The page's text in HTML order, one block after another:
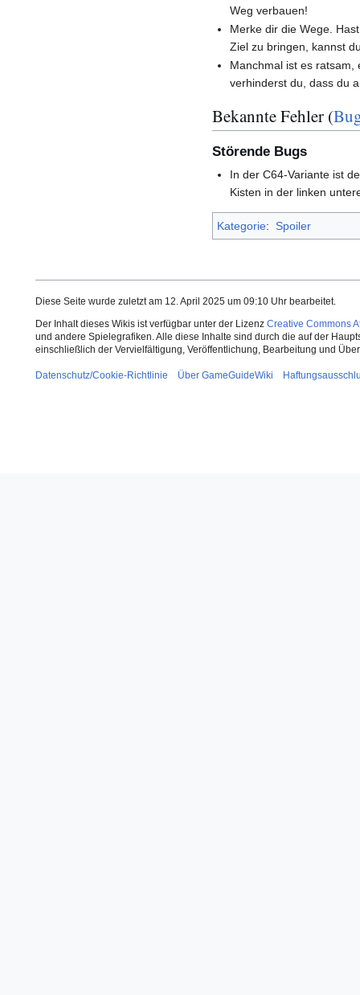
Weg verbauen!
Merke dir die Wege.
Ziel zu bringen, kannst
Manchmal ist es ratsam,
verhinderst du, dass du
Bekannte Fehler (
Störende Bugs
In der C64-Variante ist
Kisten in der linken
Kategorie: Spoiler
Diese Seite wurde zuletzt am 12. April 2025 um 09:10 Uhr bearbeitet.
Der Inhalt dieses Wikis ist verfügbar unter der Lizenz Creative Commons
und andere Spielegrafiken. Alle diese Inhalte sind durch die auf der
einschließlich der Vervielfältigung, Veröffentlichung, Bearbeitung und
Datenschutz/Cookie-Richtlinie Über GameGuideWiki